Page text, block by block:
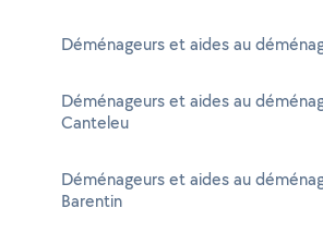
Déménageurs et aides au
Déménageurs et aides au
Canteleu
Déménageurs et aides au
Barentin